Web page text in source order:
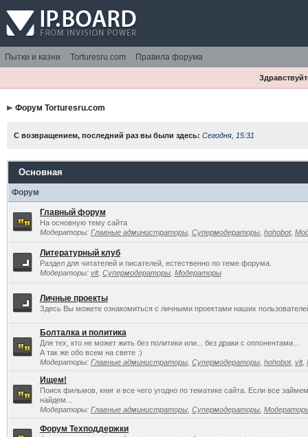
Пытки и казни Torturesru.com Правила форума
Форум Torturesru.com
С возвращением, последний раз вы были здесь: Сегодня, 15:31
Основная
Форум
Главный форум
На основную тему сайта
Модераторы: Главные администраторы, Супермодераторы, hohobot,
Литературный клуб
Раздел для читателей и писателей, естественно по теме форума.
Модераторы: vlt, Супермодераторы, Модераторы
Личные проекты
Здесь Вы можете ознакомиться с личными проектами наших
Болталка и политика
Для тех, кто не может жить без политики или... без драки с оппонентами...
А так же обо всем на свете :)
Модераторы: Главные администраторы, Супермодераторы, hohobot, vlt,
Ищем!
Поиск фильмов, книг и все чего угодно по тематике сайта. Если все
найдем...
Модераторы: Главные администраторы, Супермодераторы,
Форум Техподдержки